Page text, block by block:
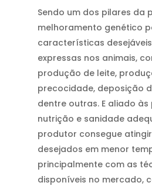
Sendo um dos pilares da
melhoramento genético
características
expressas nos animais,
produção de leite,
precocidade, deposição
dentre outras. E aliado
nutrição e sanidade
produtor consegue
desejados em menor
principalmente com as
disponíveis no mercado,